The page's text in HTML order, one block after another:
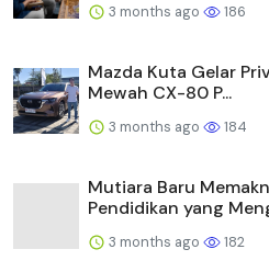
3 months ago 186
Mazda Kuta Gelar
Mewah CX-80 P...
3 months ago 184
Mutiara Baru
Pendidikan yang
3 months ago 182